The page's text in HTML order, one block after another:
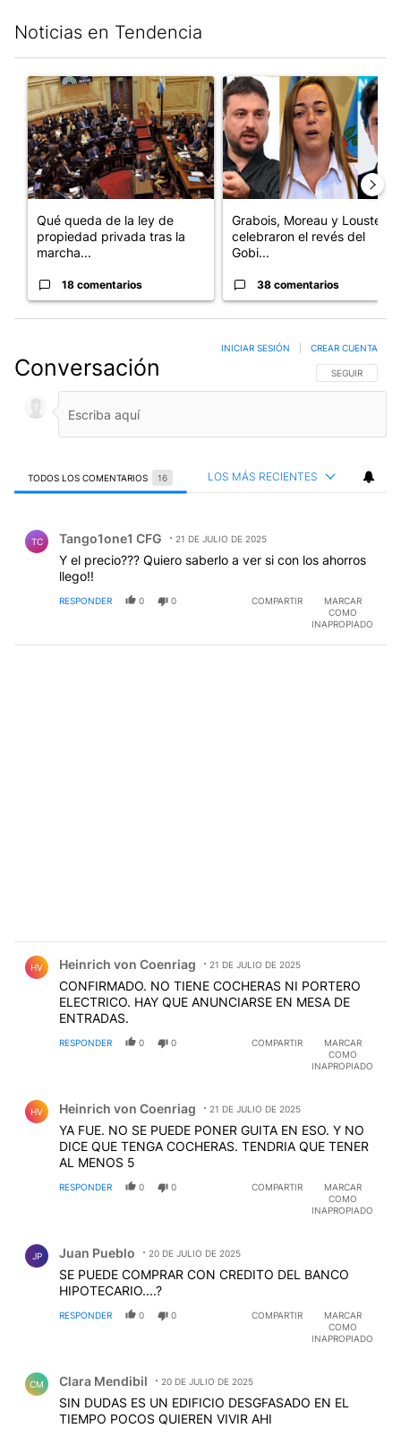
Noticias en Tendencia
Un artículo de tendencia con el título "Qué queda de la ley de
Qué queda de la ley de
propiedad privada tras la
marcha...
18 comentarios
Un artículo de tendencia con
Grabois, Moreau y Lousteau
celebraron el revés del
Gobi...
38 comentarios
Conversación SIGA ESTA
SEGUIR
INICIAR SESIÓN CREAR CUENTA
TODOS LOS COMENTARIOS 16 LOS MÁS RECIENTES
TC Tango1one1 CFG 21 DE JULIO DE 2025
Y el precio??? Quiero saberlo a ver si con los ahorros
llego!!
RESPONDER 0 0 COMPARTIR
MARCAR
COMO
INAPROPIADO
HV Heinrich von Coenriag 21 DE JULIO DE 2025
CONFIRMADO. NO TIENE COCHERAS NI PORTERO
ELECTRICO. HAY QUE ANUNCIARSE EN MESA DE
ENTRADAS.
RESPONDER 0 0 COMPARTIR
MARCAR
COMO
INAPROPIADO
HV Heinrich von Coenriag 21 DE JULIO DE 2025
YA FUE. NO SE PUEDE PONER GUITA EN ESO. Y NO
DICE QUE TENGA COCHERAS. TENDRIA QUE TENER
AL MENOS 5
RESPONDER 0 0 COMPARTIR
MARCAR
COMO
INAPROPIADO
JP Juan Pueblo 20 DE JULIO DE 2025
SE PUEDE COMPRAR CON CREDITO DEL BANCO
HIPOTECARIO....?
RESPONDER 0 0 COMPARTIR
MARCAR
COMO
INAPROPIADO
CM Clara Mendibil 20 DE JULIO DE 2025
SIN DUDAS ES UN EDIFICIO DESGFASADO EN EL
TIEMPO POCOS QUIEREN VIVIR AHI